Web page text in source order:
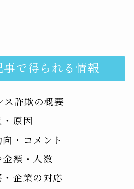
事で得られる情報
ス詐欺の概要
原因
・コメント
額・人数
企業の対応